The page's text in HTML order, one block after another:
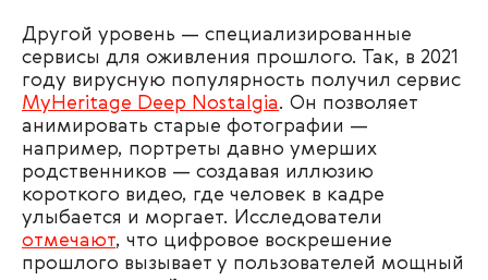
Другой уровень — специализированные
сервисы для оживления прошлого. Так, в 2021
году вирусную популярность получил сервис
MyHeritage Deep Nostalgia. Он позволяет
анимировать старые фотографии —
например, портреты давно умерших
родственников — создавая иллюзию
короткого видео, где человек в кадре
улыбается и моргает. Исследователи
отмечают, что цифровое воскрешение
прошлого вызывает у пользователей мощный